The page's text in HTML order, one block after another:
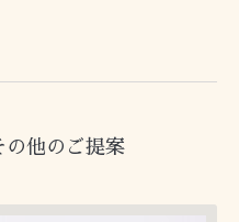
の他のご提案